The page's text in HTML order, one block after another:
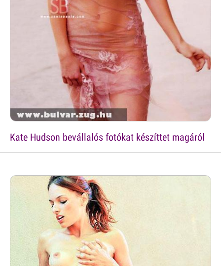
Kate Hudson bevállalós fotókat készíttet magáról